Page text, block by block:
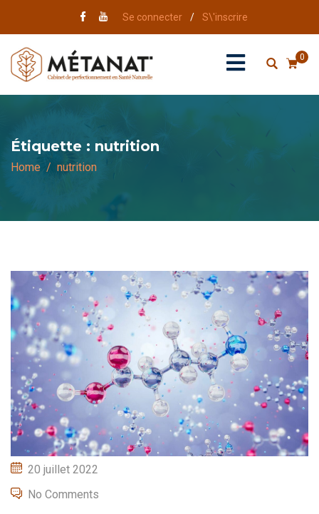
Se connecter / S\'inscrire
0
Étiquette : nutrition
Home nutrition
Posted
on
20 juillet 2022
No Comments